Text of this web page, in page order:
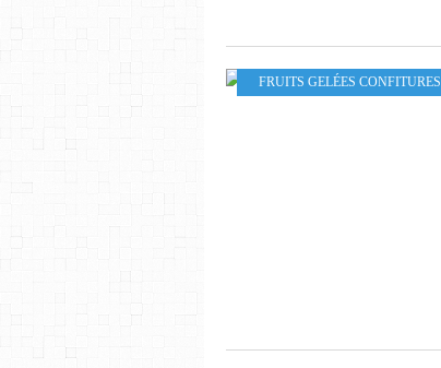
FRUITS GELÉES CONFITURES